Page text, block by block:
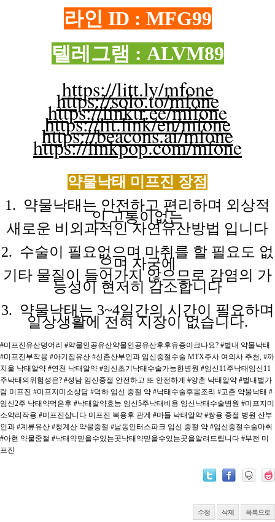
라인 ID : MFG99
텔레그램 : ALVM89
https://litt.ly/mfone
https://solo.to/mfone
https://linktr.ee/mifone
https://lit.link/en/mfone
https://beacons.ai/mfone
https://linkpop.com/mfone
약물낙태 미프진 장점
1. 약물낙태는 안전하고 편리하며 외상적
인 고통이없는
새로운 비외과적인자연유산방법 입니다
2. 수술이 필요없으며 마취를 할 필요도 없
으며 자궁에
기타 물질이 들어가지않으므로 감염의 가
능성이 현저히 감소합니다
3. 약물낙태는 3~4일간의 시간이 필요하며
일상생활에 전혀 지장이 없습니다.
#미프진유산덩어리 #약물인공유산약물인공유산후후유증이크나요? #별내 약물낙태
#미프진부작용 #아기집유산 #신촌산부인과 임신중절수술 MTX주사 여의사 추천, #까
치울 낙태알약 #연천 낙태알약 #임신초기낙태수술가능한병원 #임신11주낙태임신11
주낙태의위험성은? #성남 임신중절 안전하고 또 안전하게 #양촌 낙태알약 #별내별가
람 미프진 #미프지미소상담 #덕하 임신 중절 약 #낙태수술후몸조리 #고촌 약물낙태 #
임신2주 낙태약먹은후 #낙태알약효능 임신5주낙태비용 임신낙태수술병원 #미프지미
소약리작용 #미프진삽니다 미프진 복용후 관계 #마들 낙태알약 #쌍용 중절 병원 산부
인과 #계류유산 #청계산 약물중절 #남동인터스파크 임신 중절 약 #임신중절수술마취
#아현 약물중절 #낙태약믿을수있는곳낙태약믿을수있는곳을알려드립니다 #부전 미
프진
수정 삭제 목록으로